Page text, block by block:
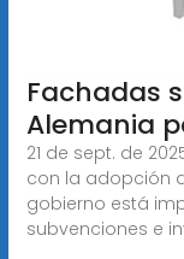
Fachadas
Alemania
21 de sept. de
con la adopción
gobierno está
subvenciones e